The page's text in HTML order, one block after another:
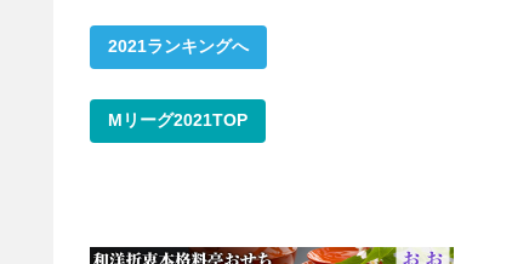
2021ランキングへ
Mリーグ2021TOP